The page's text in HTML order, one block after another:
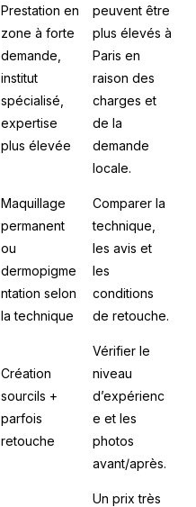
Prestation en
zone à forte
demande,
institut
spécialisé,
expertise
plus élevée
peuvent être
plus élevés à
Paris en
raison des
charges et
de la
demande
locale.
Maquillage
permanent
ou
dermopigme
ntation selon
la technique
Comparer la
technique,
les avis et
les
conditions
de retouche.
Création
sourcils +
parfois
retouche
Vérifier le
niveau
d’expérienc
e et les
photos
avant/après.
Un prix très